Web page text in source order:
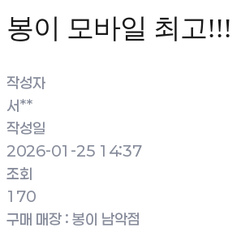
봉이 모바일 최고!!!
작성자
서**
작성일
2026-01-25 14:37
조회
170
구매 매장 : 봉이 남악점